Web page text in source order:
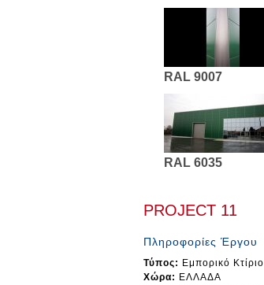
RAL 9007
RAL 6035
PROJECT 11
Πληροφορίες Έργου
Τύπος: Εμπορικό Κτίριο
Χώρα: ΕΛΛΑΔΑ